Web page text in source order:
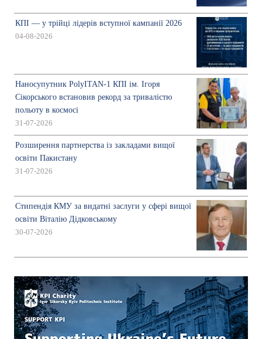
КПІ — у трійці лідерів вступної кампанії 2026
04-08-2026
Наносупутник PolyITAN-1 КПІ ім. Ігоря
Сікорського встановив рекорд за тривалістю
польоту в космосі
31-07-2026
Розширення партнерства із закладами вищої
освіти Пакистану
31-07-2026
Стипендія КМУ за видатні заслуги у сфері вищої
освіти Віталію Дідковському
30-07-2026